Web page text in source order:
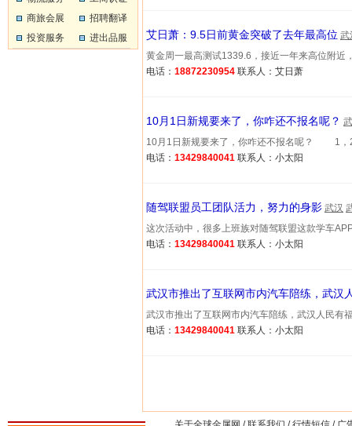
商旅会展
招聘翻译
投资服务
进出品服
艾日萧：9.5日前黄金突破了去年最高位 武
黄金周一最高测试1339.6，接近一年来高位附
电话： 18872230954 联系人：艾日萧
10月1日新规要来了，你咋还不报名呢？
10月1日新规要来了，你咋还不报名呢？ 1
电话： 13429840041 联系人：小太阳
随驾联盟员工团队活力，努力的身影 武汉
这次活动中，很多上班族对随驾联盟这款学车
电话： 13429840041 联系人：小太阳
武汉市推出了互联网市内汽车陪练，武汉
武汉市推出了互联网市内汽车陪练，武汉人民有
电话： 13429840041 联系人：小太阳